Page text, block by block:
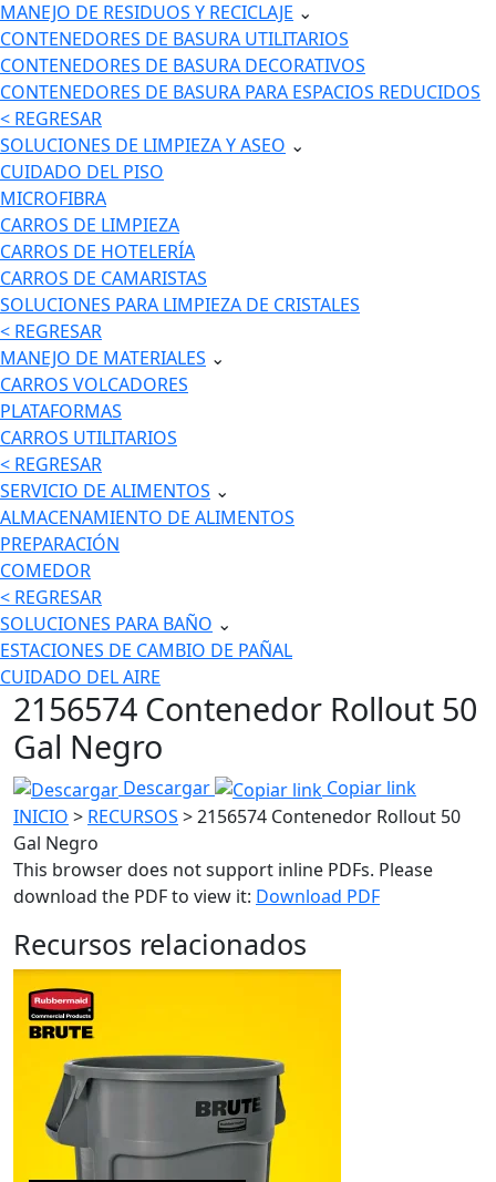
MANEJO DE RESIDUOS Y RECICLAJE ⌄
CONTENEDORES DE BASURA UTILITARIOS
CONTENEDORES DE BASURA DECORATIVOS
CONTENEDORES DE BASURA PARA ESPACIOS REDUCIDOS
< REGRESAR
SOLUCIONES DE LIMPIEZA Y ASEO ⌄
CUIDADO DEL PISO
MICROFIBRA
CARROS DE LIMPIEZA
CARROS DE HOTELERÍA
CARROS DE CAMARISTAS
SOLUCIONES PARA LIMPIEZA DE CRISTALES
< REGRESAR
MANEJO DE MATERIALES ⌄
CARROS VOLCADORES
PLATAFORMAS
CARROS UTILITARIOS
< REGRESAR
SERVICIO DE ALIMENTOS ⌄
ALMACENAMIENTO DE ALIMENTOS
PREPARACIÓN
COMEDOR
< REGRESAR
SOLUCIONES PARA BAÑO ⌄
ESTACIONES DE CAMBIO DE PAÑAL
CUIDADO DEL AIRE
2156574 Contenedor Rollout 50
Gal Negro
Descargar
Copiar link
INICIO > RECURSOS > 2156574 Contenedor Rollout 50
Gal Negro
This browser does not support inline PDFs. Please
download the PDF to view it: Download PDF
Recursos relacionados